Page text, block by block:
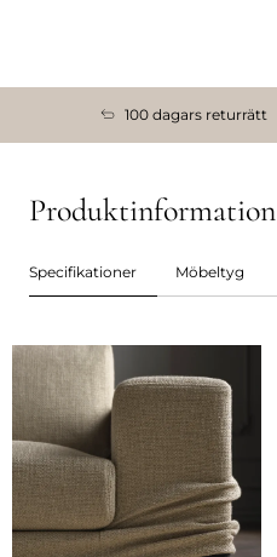
100 dagars returrätt
Produktinformation
Specifikationer Möbeltyg